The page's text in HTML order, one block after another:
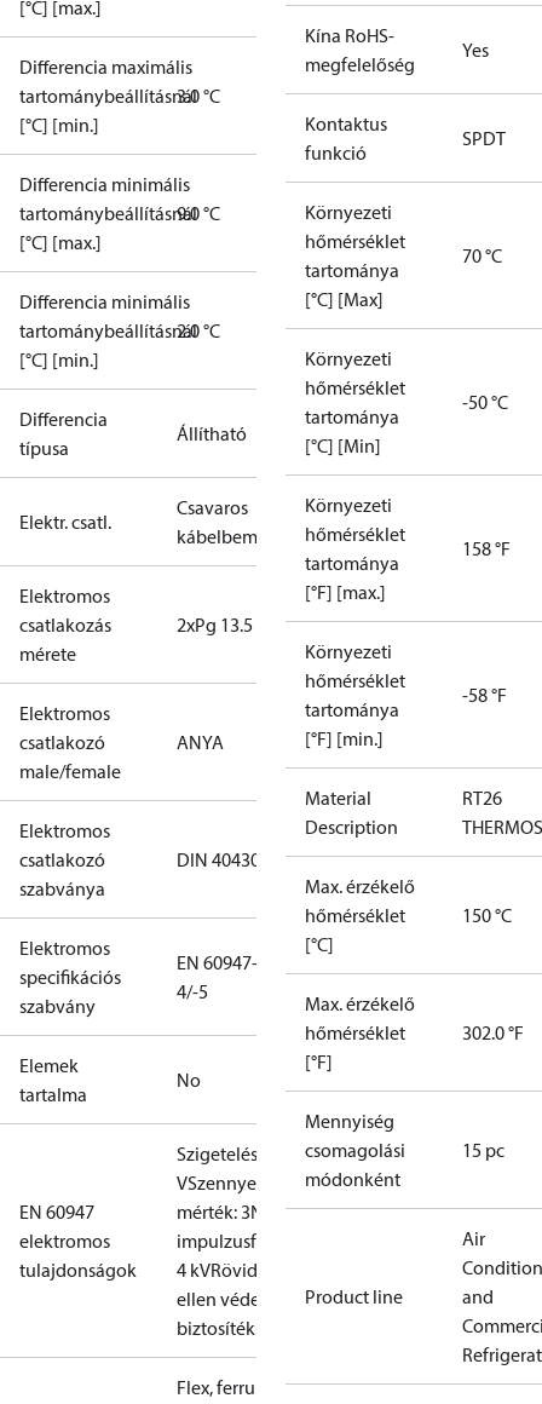
[°C] [max.]
Differencia maximális
tartománybeállításnál
[°C] [min.]
3.0 °C
Differencia minimális
tartománybeállításnál
[°C] [max.]
9.0 °C
Differencia minimális
tartománybeállításnál
[°C] [min.]
2.0 °C
Differencia
típusa
Állítható
Elektr. csatl.
Csavaros
kábelbemenet
Elektromos
csatlakozás
mérete
2xPg 13.5
Elektromos
csatlakozó
male/female
ANYA
Elektromos
csatlakozó
szabványa
DIN 40430
Elektromos
specifikációs
szabvány
EN 60947-
4/-5
Elemek
tartalma
No
EN 60947
elektromos
tulajdonságok
Szigetelés: 400
VSzennyezési
mérték: 3Névleges
impulzusfeszültség:
4 kVRövidzárlat
ellen védelem,
biztosíték: 10 A
Flex, ferrules:
Kína RoHS-
megfelelőség
Yes
Kontaktus
funkció
SPDT
Környezeti
hőmérséklet
tartománya
[°C] [Max]
70 °C
Környezeti
hőmérséklet
tartománya
[°C] [Min]
-50 °C
Környezeti
hőmérséklet
tartománya
[°F] [max.]
158 °F
Környezeti
hőmérséklet
tartománya
[°F] [min.]
-58 °F
Material
Description
RT26
Max. érzékelő
hőmérséklet
[°C]
150 °C
Max. érzékelő
hőmérséklet
[°F]
302.0 °F
Mennyiség
csomagolási
módonként
15 pc
Product line
Air
and